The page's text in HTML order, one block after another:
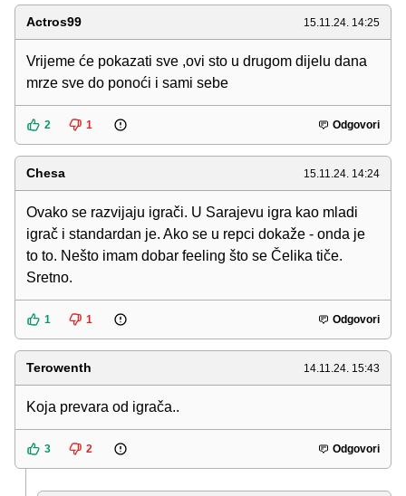
Actros99 15.11.24. 14:25
Vrijeme će pokazati sve ,ovi sto u drugom dijelu dana
mrze sve do ponoći i sami sebe
2 1 Odgovori
Chesa 15.11.24. 14:24
Ovako se razvijaju igrači. U Sarajevu igra kao mladi
igrač i standardan je. Ako se u repci dokaže - onda je
to to. Nešto imam dobar feeling što se Čelika tiče.
Sretno.
1 1 Odgovori
Terowenth 14.11.24. 15:43
Koja prevara od igrača..
3 2 Odgovori